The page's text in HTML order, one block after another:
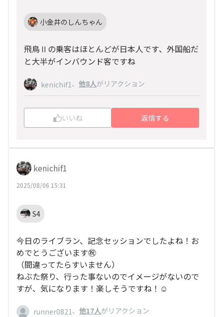
小金井のしんちゃん
飛鳥Ⅱの乗客はほとんどが日本人です、外国船だ
と大半がインバウンド客ですね
kenichif1 、 他8人がリアクション
いいね 返信する
kenichif1
2025/08/06 15:31
S4
今日のライブラン、記念セッションでしたよね！お
めでとうございます㊗️
（間違ってたらすいません）
ねぶた祭り、行った事ないのでイメージがないので
すが、気になります！楽しそうですね！☺️
runner0821 、 他17人がリアクション